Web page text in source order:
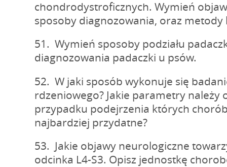
chondrodystroficznych. Wymień
sposoby diagnozowania, oraz metody
51. Wymień sposoby podziału
diagnozowania padaczki u psów.
52. W jaki sposób wykonuje się
rdzeniowego? Jakie parametry należy
przypadku podejrzenia których
najbardziej przydatne?
53. Jakie objawy neurologiczne
odcinka L4-S3. Opisz jednostkę